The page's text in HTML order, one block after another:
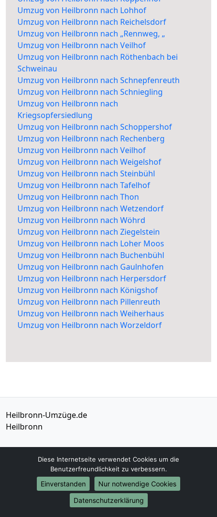
Umzug von Heilbronn nach Lohhof
Umzug von Heilbronn nach Reichelsdorf
Umzug von Heilbronn nach „Rennweg, „
Umzug von Heilbronn nach Veilhof
Umzug von Heilbronn nach Röthenbach bei
Schweinau
Umzug von Heilbronn nach Schnepfenreuth
Umzug von Heilbronn nach Schniegling
Umzug von Heilbronn nach
Kriegsopfersiedlung
Umzug von Heilbronn nach Schoppershof
Umzug von Heilbronn nach Rechenberg
Umzug von Heilbronn nach Veilhof
Umzug von Heilbronn nach Weigelshof
Umzug von Heilbronn nach Steinbühl
Umzug von Heilbronn nach Tafelhof
Umzug von Heilbronn nach Thon
Umzug von Heilbronn nach Wetzendorf
Umzug von Heilbronn nach Wöhrd
Umzug von Heilbronn nach Ziegelstein
Umzug von Heilbronn nach Loher Moos
Umzug von Heilbronn nach Buchenbühl
Umzug von Heilbronn nach Gaulnhofen
Umzug von Heilbronn nach Herpersdorf
Umzug von Heilbronn nach Königshof
Umzug von Heilbronn nach Pillenreuth
Umzug von Heilbronn nach Weiherhaus
Umzug von Heilbronn nach Worzeldorf
Heilbronn-Umzüge.de
Heilbronn
Tel.:01579-2482360
info@heilbronn-umzuege.de
Öffnungszeiten:Mo - Sa: 08:30 - 19:30 Uhr
Diese Internetseite verwendet Cookies um die
Benutzerfreundlichkeit zu verbessern.
Einverstanden
Nur notwendige Cookies
Datenschutzerklärung